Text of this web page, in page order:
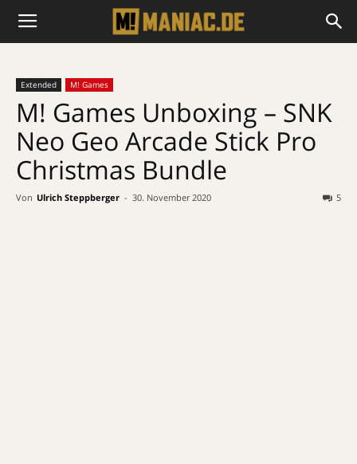
Extended M! Games
M! Games Unboxing – SNK
Neo Geo Arcade Stick Pro
Christmas Bundle
Von Ulrich Steppberger - 30. November 2020 5